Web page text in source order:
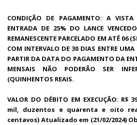
CONDIÇÃO DE PAGAMENTO: A VISTA
ENTRADA DE 25% DO LANCE
REMANESCENTE PARCELADO EM ATÉ 06
COM INTERVALO DE 30 DIAS ENTRE
PARTIR DA DATA DO PAGAMENTO DA
MENSAIS NÃO PODERÃO SER
(QUINHENTOS REAIS.
VALOR DO DÉBITO EM EXECUÇÃO:
mil, duzentos e quarenta e oito
centavos) Atualizado em (21/02/2024)